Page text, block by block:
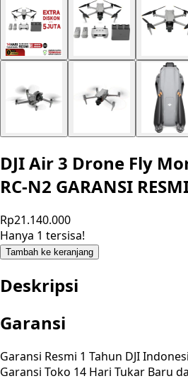
DJI Air 3 Drone Fly
RC-N2 GARANSI
Rp21.140.000
Hanya 1 tersisa!
Tambah ke keranjang
Deskripsi
Garansi
Garansi Resmi 1 Tahun DJI
Garansi Toko 14 Hari Tukar Baru